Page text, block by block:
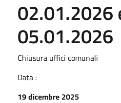
02.01.2026
05.01.2026
Chiusura uffici comunali
Data :
19 dicembre 2025